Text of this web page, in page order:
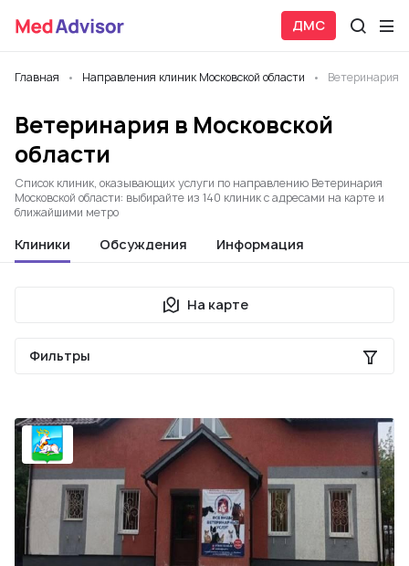
ДМС
Главная Направления клиник Московской области Ветеринария
Ветеринария в Московской
области
Список клиник, оказывающих услуги по направлению Ветеринария
Московской области: выбирайте из 140 клиник с адресами на карте и
ближайшими метро
Клиники Обсуждения Информация
На карте
Фильтры